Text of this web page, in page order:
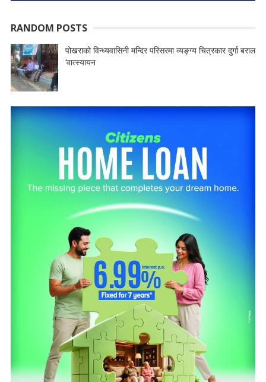
RANDOM POSTS
पोखराको विन्ध्यवासिनी मन्दिर परिसरमा व्यङ्ग्य चित्रकार दुर्गा बराल
‘वात्स्यायन